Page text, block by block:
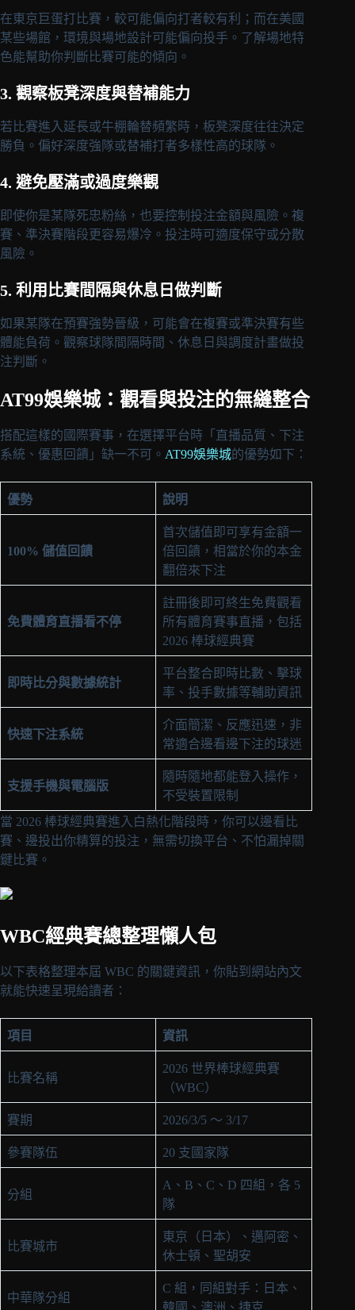
在東京巨蛋打比賽，較可能偏向打者較有利；而在美國
某些場館，環境與場地設計可能偏向投手。了解場地特
色能幫助你判斷比賽可能的傾向。
3. 觀察板凳深度與替補能力
若比賽進入延長或牛棚輪替頻繁時，板凳深度往往決定
勝負。偏好深度強隊或替補打者多樣性高的球隊。
4. 避免壓滿或過度樂觀
即使你是某隊死忠粉絲，也要控制投注金額與風險。複
賽、準決賽階段更容易爆冷。投注時可適度保守或分散
風險。
5. 利用比賽間隔與休息日做判斷
如果某隊在預賽強勢晉級，可能會在複賽或準決賽有些
體能負荷。觀察球隊間隔時間、休息日與調度計畫做投
注判斷。
AT99娛樂城：觀看與投注的無縫整合
搭配這樣的國際賽事，在選擇平台時「直播品質、下注
系統、優惠回饋」缺一不可。 AT99娛樂城的優勢如下：
優勢 說明
100% 儲值回饋
首次儲值即可享有金額一
倍回饋，相當於你的本金
翻倍來下注
免費體育直播看不停
註冊後即可終生免費觀看
所有體育賽事直播，包括
2026 棒球經典賽
即時比分與數據統計
平台整合即時比數、擊球
率、投手數據等輔助資訊
快速下注系統
介面簡潔、反應迅速，非
常適合邊看邊下注的球迷
支援手機與電腦版
隨時隨地都能登入操作，
不受裝置限制
當 2026 棒球經典賽進入白熱化階段時，你可以邊看比
賽、邊投出你精算的投注，無需切換平台、不怕漏掉關
鍵比賽。
WBC經典賽總整理懶人包
以下表格整理本屆 WBC 的關鍵資訊，你貼到網站內文
就能快速呈現給讀者：
項目 資訊
比賽名稱
2026 世界棒球經典賽
（WBC）
賽期 2026/3/5 ～ 3/17
參賽隊伍 20 支國家隊
分組
A、B、C、D 四組，各 5
隊
比賽城市
東京（日本）、邁阿密、
休士頓、聖胡安
中華隊分組
C 組，同組對手：日本、
韓國、澳洲、捷克